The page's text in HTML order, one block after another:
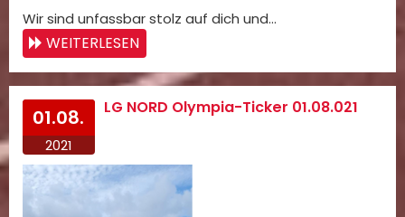
Wir sind unfassbar stolz auf dich und…
WEITERLESEN
01.08.
2021
LG NORD Olympia-Ticker 01.08.021